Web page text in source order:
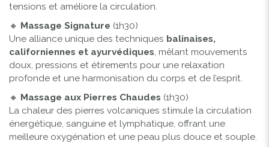
tensions et améliore la circulation.
🔸 Massage Signature (1h30)
Une alliance unique des techniques balinaises,
californiennes et ayurvédiques, mêlant mouvements
doux, pressions et étirements pour une relaxation
profonde et une harmonisation du corps et de l’esprit.
🔸 Massage aux Pierres Chaudes (1h30)
La chaleur des pierres volcaniques stimule la circulation
énergétique, sanguine et lymphatique, offrant une
meilleure oxygénation et une peau plus douce et souple.